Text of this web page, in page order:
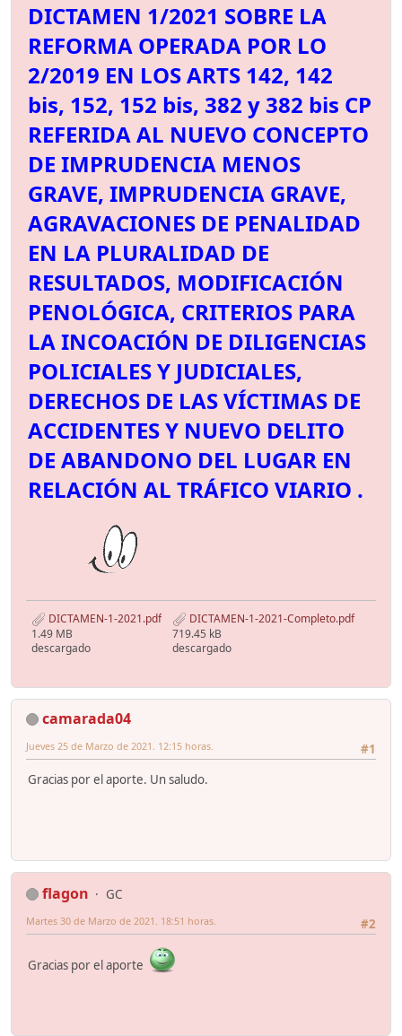
DICTAMEN 1/2021 SOBRE LA
REFORMA OPERADA POR LO
2/2019 EN LOS ARTS 142, 142
bis, 152, 152 bis, 382 y 382 bis CP
REFERIDA AL NUEVO CONCEPTO
DE IMPRUDENCIA MENOS
GRAVE, IMPRUDENCIA GRAVE,
AGRAVACIONES DE PENALIDAD
EN LA PLURALIDAD DE
RESULTADOS, MODIFICACIÓN
PENOLÓGICA, CRITERIOS PARA
LA INCOACIÓN DE DILIGENCIAS
POLICIALES Y JUDICIALES,
DERECHOS DE LAS VÍCTIMAS DE
ACCIDENTES Y NUEVO DELITO
DE ABANDONO DEL LUGAR EN
RELACIÓN AL TRÁFICO VIARIO .
DICTAMEN-1-2021.pdf
1.49 MB
descargado
DICTAMEN-1-2021-Completo.pdf
719.45 kB
descargado
camarada04
#1
Jueves 25 de Marzo de 2021. 12:15 horas.
Gracias por el aporte. Un saludo.
flagon
GC
#2
Martes 30 de Marzo de 2021. 18:51 horas.
Gracias por el aporte